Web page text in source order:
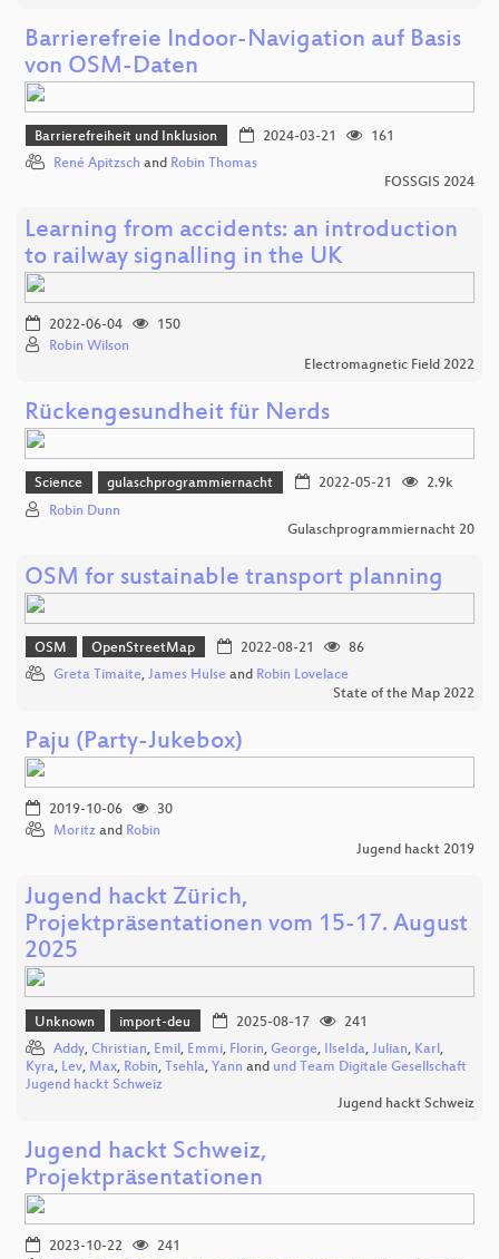
Barrierefreie Indoor-Navigation auf Basis
von OSM-Daten
Barrierefreiheit und Inklusion 2024-03-21
161
René Apitzsch and Robin Thomas
FOSSGIS 2024
Learning from accidents: an introduction
to railway signalling in the UK
2022-06-04
150
Robin Wilson
Electromagnetic Field 2022
Rückengesundheit für Nerds
Science gulaschprogrammiernacht 2022-05-21
2.9k
Robin Dunn
Gulaschprogrammiernacht 20
OSM for sustainable transport planning
OSM OpenStreetMap 2022-08-21
86
Greta Timaite, James Hulse and Robin Lovelace
State of the Map 2022
Paju (Party-Jukebox)
2019-10-06
30
Moritz and Robin
Jugend hackt 2019
Jugend hackt Zürich,
Projektpräsentationen vom 15-17. August
2025
Unknown import-deu 2025-08-17
241
Addy, Christian, Emil, Emmi, Florin, George, IlseIda, Julian, Karl,
Kyra, Lev, Max, Robin, Tsehla, Yann and und Team Digitale Gesellschaft
Jugend hackt Schweiz
Jugend hackt Schweiz
Jugend hackt Schweiz,
Projektpräsentationen
2023-10-22
241